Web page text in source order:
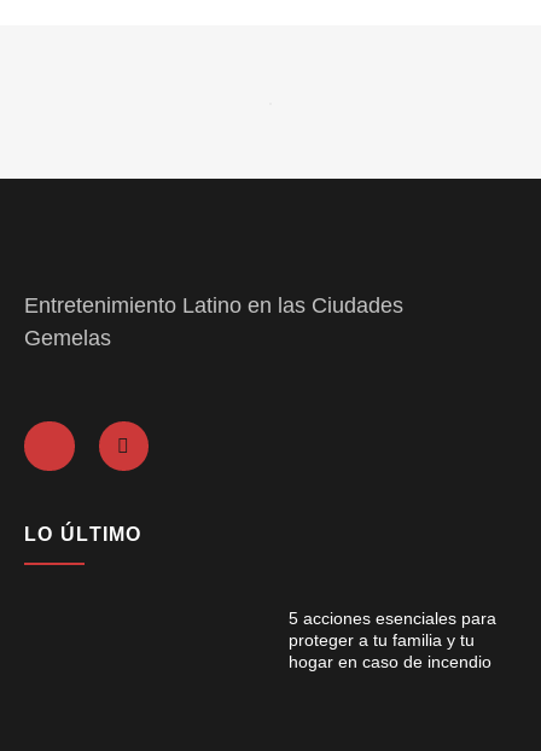
Entretenimiento Latino en las Ciudades
Gemelas
LO ÚLTIMO
5 acciones esenciales para
proteger a tu familia y tu
hogar en caso de incendio